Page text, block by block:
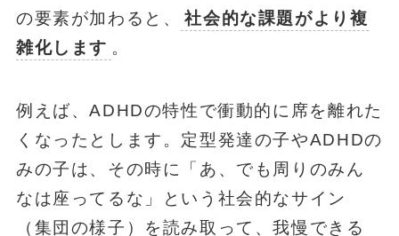
の要素が加わると、
社会的な課題がより複
雑化します 。
例えば、ADHDの特性で衝動的に席を離れた
くなったとします。定型発達の子やADHDの
みの子は、その時に「あ、でも周りのみん
なは座ってるな」という社会的なサイン
（集団の様子）を読み取って、我慢できる